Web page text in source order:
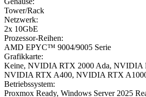
Tower/Rack
Netzwerk:
2x 10GbE
Prozessor-Reihen:
AMD EPYC™ 9004/9005 Serie
Grafikkarte:
Keine, NVIDIA RTX 2000 Ada, NVIDIA
NVIDIA RTX A400, NVIDIA RTX
Betriebssystem:
Proxmox Ready, Windows Server 2025